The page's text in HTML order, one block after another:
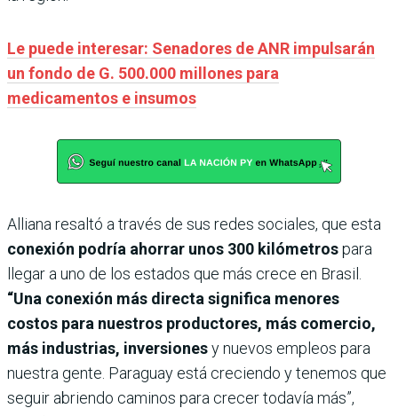
Le puede interesar: Senadores de ANR impulsarán
un fondo de G. 500.000 millones para
medicamentos e insumos
Alliana resaltó a través de sus redes sociales, que esta
conexión podría ahorrar unos 300 kilómetrospara
llegar a uno de los estados que más crece en Brasil.
“Una conexión más directa significa menores
costos para nuestros productores, más comercio,
más industrias, inversionesy nuevos empleos para
nuestra gente. Paraguay está creciendo y tenemos que
seguir abriendo caminos para crecer todavía más”,